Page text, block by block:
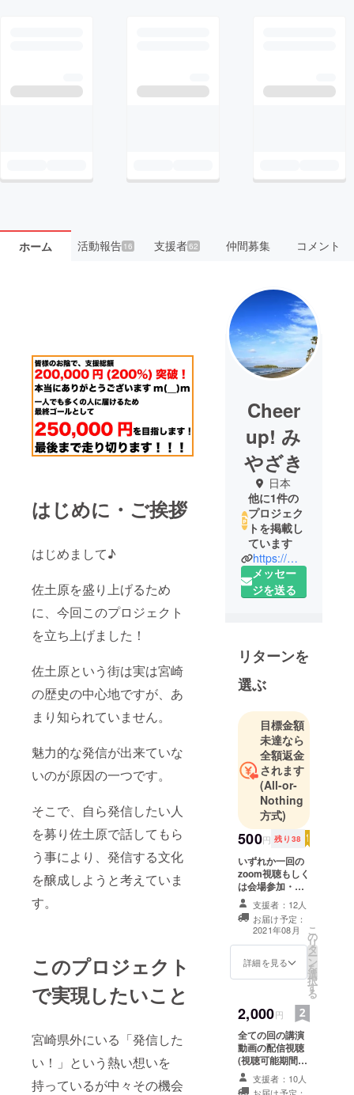
ホーム 活動報告16 支援者62 仲間募集 コメント
はじめに・ご挨拶
はじめまして♪
佐土原を盛り上げるため
に、今回このプロジェクト
を立ち上げました！
佐土原という街は実は宮崎
の歴史の中心地ですが、あ
まり知られていません。
魅力的な発信が出来ていな
いのが原因の一つです。
そこで、自ら発信したい人
を募り佐土原で話してもら
う事により、発信する文化
を醸成しようと考えていま
す。
このプロジェクト
で実現したいこと
宮崎県外にいる「発信した
い！」という熱い想いを
持っているが中々その機会
Cheer
up! み
やざき
日本
他に1件の
プロジェク
トを掲載し
ています
https://miyazaki-20fes.site/
メッセー
ジを送る
リターンを
選ぶ
目標金額
未達なら
全額返金
されます
(All-or-
Nothing
方式)
500円 残り38
いずれか一回の
zoom視聴もしく
は会場参加・講
演動画の配信視
聴(それぞれの講
演終了後1週間)※
視聴を希望する
発信者の名前を
備考欄に必ずお
らせ致します。
支援者：12人
お届け予定：
2021年08月
詳細を見る
こ
の
リ
タ
ー
ン
を
選
択
す
る
2,000円
全ての回の講演
動画の配信視聴
(視聴可能期間
は、それぞれの
講演終了後1週
支援者：10人